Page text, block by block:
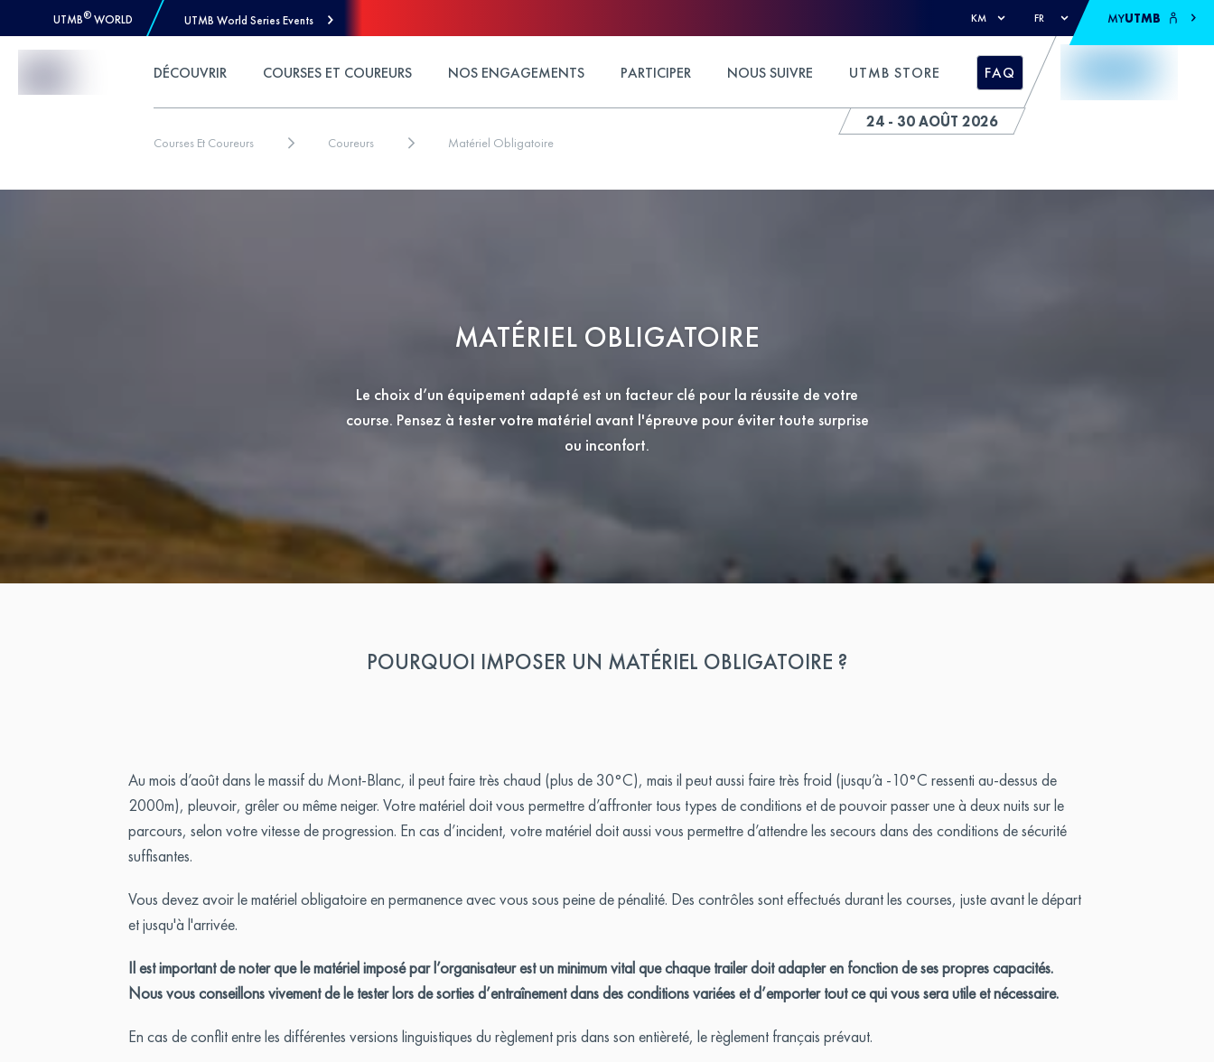
UTMB® WORLD UTMB World Series Events KM FR MYUTMB
24 - 30 AOÛT 2026
DÉCOUVRIR COURSES ET COUREURS NOS ENGAGEMENTS PARTICIPER NOUS SUIVRE UTMB STORE FAQ
Courses Et Coureurs Coureurs Matériel Obligatoire
MATÉRIEL OBLIGATOIRE
Le choix d’un équipement adapté est un facteur clé pour la réussite de votre
course. Pensez à tester votre matériel avant l'épreuve pour éviter toute surprise
ou inconfort.
POURQUOI IMPOSER UN MATÉRIEL OBLIGATOIRE ?
Au mois d’août dans le massif du Mont-Blanc, il peut faire très chaud (plus de 30°C), mais il peut aussi faire très froid (jusqu’à -10°C ressenti au-dessus de
2000m), pleuvoir, grêler ou même neiger. Votre matériel doit vous permettre d’affronter tous types de conditions et de pouvoir passer une à deux nuits sur le
parcours, selon votre vitesse de progression. En cas d’incident, votre matériel doit aussi vous permettre d’attendre les secours dans des conditions de sécurité
suffisantes.
Vous devez avoir le matériel obligatoire en permanence avec vous sous peine de pénalité. Des contrôles sont effectués durant les courses, juste avant le départ
et jusqu'à l'arrivée.
Il est important de noter que le matériel imposé par l’organisateur est un minimum vital que chaque trailer doit adapter en fonction de ses propres capacités.
Nous vous conseillons vivement de le tester lors de sorties d’entraînement dans des conditions variées et d’emporter tout ce qui vous sera utile et nécessaire.
En cas de conflit entre les différentes versions linguistiques du règlement pris dans son entièreté, le règlement français prévaut.